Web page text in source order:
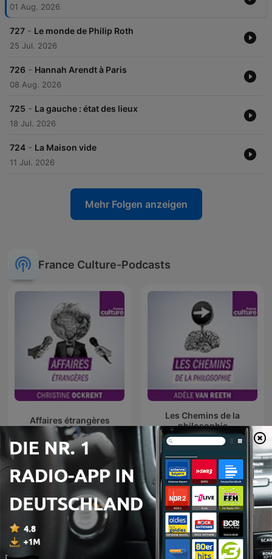
01 Aug. 2026
727 - Le monde de Philip Roth
25 Jul. 2026
726 - Hannah Arendt à Paris
08 Aug. 2026
725 - La gauche : état des lieux
18 Jul. 2026
724 - La Maison vide
11 Jul. 2026
Mehr Folgen anzeigen
France Culture-Podcasts
Affaires étrangères
Les Chemins de la
philosophie